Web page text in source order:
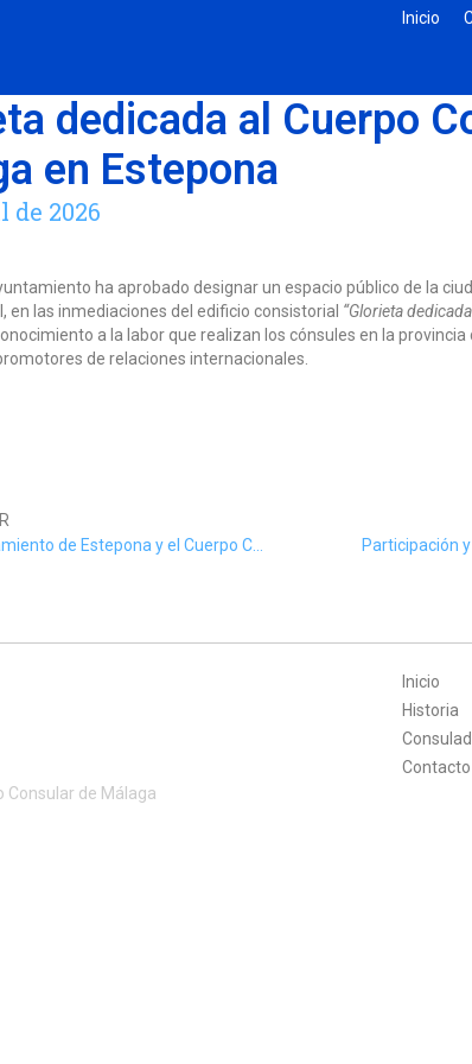
Inicio
dedicada al Cuerpo
en Estepona
de 2026
ha aprobado designar un espacio público de la
en las inmediaciones del edificio consistorial “Glorieta
a la labor que realizan los cónsules en la provincia
de relaciones internacionales.
El Ayuntamiento de Estepona y el Cuerpo Consular de Málaga han celebrado en la ciudad un encuentro que ha reunido a representantes de casi una treintena de países con presencia consular en la provincia
Inicio
Historia
Contacto
Consular de Málaga